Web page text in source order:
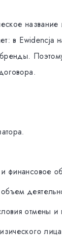
в Ewidencja
финансовое
отмены